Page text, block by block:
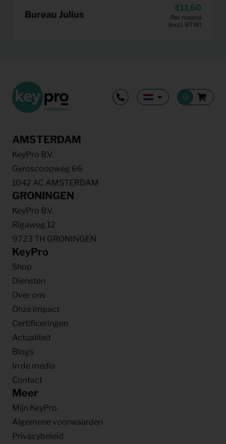
Bureau Julius
11,60
Per maand
(excl. BTW)
AMSTERDAM
KeyPro B.V.
Gyroscoopweg 66
1042 AC AMSTERDAM
GRONINGEN
KeyPro B.V.
Rigaweg 12
9723 TH GRONINGEN
KeyPro
Shop
Diensten
Over ons
Onze impact
Certificeringen
Actualiteit
Blogs
In de media
Contact
Meer
Mijn KeyPro
Algemene voorwaarden
Privacybeleid